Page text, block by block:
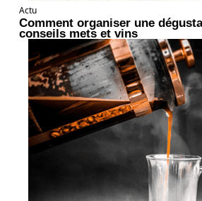
Actu
Comment organiser une
conseils mets et vins